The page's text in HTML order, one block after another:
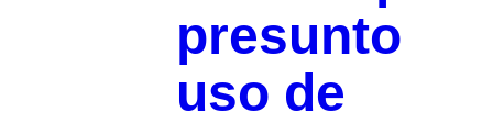
presunto
uso de